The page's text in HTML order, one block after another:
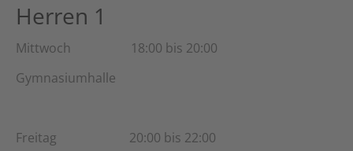
Herren 1
Mittwoch 18:00 bis 20:00
Gymnasiumhalle
Freitag 20:00 bis 22:00